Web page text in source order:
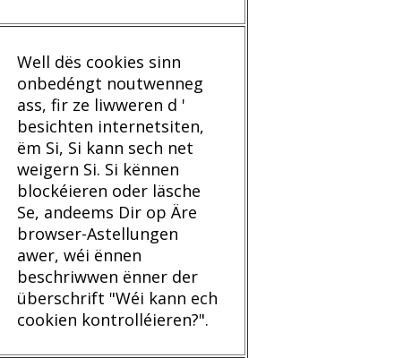
Well dës cookies sinn
onbedéngt noutwenneg
ass, fir ze liwweren d '
besichten internetsiten,
ëm Si, Si kann sech net
weigern Si. Si kënnen
blockéieren oder läsche
Se, andeems Dir op Äre
browser-Astellungen
awer, wéi ënnen
beschriwwen ënner der
überschrift "Wéi kann ech
cookien kontrolléieren?".